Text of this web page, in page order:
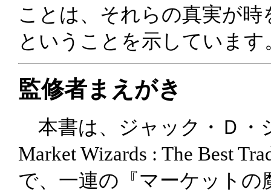
ことは、それらの真実が
ということを示しています
監修者まえがき
本書は、ジャック・Ｄ・
Market Wizards : The Best
で、一連の『マーケット